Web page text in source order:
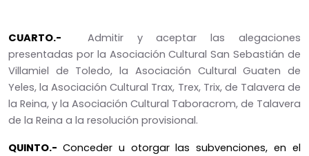
CUARTO.- Admitir y aceptar las alegaciones
presentadas por la Asociación Cultural San Sebastián de
Villamiel de Toledo, la Asociación Cultural Guaten de
Yeles, la Asociación Cultural Trax, Trex, Trix, de Talavera de
la Reina, y la Asociación Cultural Taboracrom, de Talavera
de la Reina a la resolución provisional.
QUINTO.- Conceder u otorgar las subvenciones, en el